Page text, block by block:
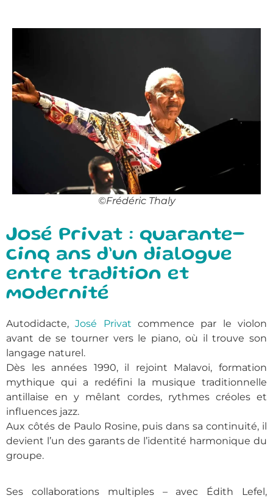
©Frédéric Thaly
José Privat : quarante-
cinq ans d’un dialogue
entre tradition et
modernité
Autodidacte,José Privat commence par le violon
avant de se tourner vers le piano, où il trouve son
langage naturel.
Dès les années 1990, il rejoint Malavoi, formation
mythique qui a redéfini la musique traditionnelle
antillaise en y mêlant cordes, rythmes créoles et
influences jazz.
Aux côtés de Paulo Rosine, puis dans sa continuité, il
devient l’un des garants de l’identité harmonique du
groupe.
Ses collaborations multiples – avec Édith Lefel,